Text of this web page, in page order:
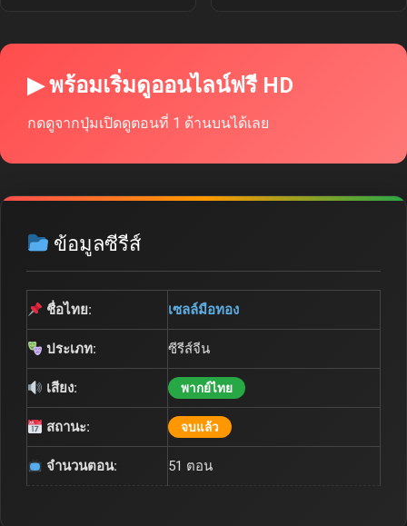
▶ พร้อมเริ่มดูออนไลน์ฟรี HD
กดดูจากปุ่มเปิดดูตอนที่ 1 ด้านบนได้เลย
ข้อมูลซีรีส์
ชื่อไทย: เซลล์มือทอง
ประเภท: ซีรีส์จีน
เสียง: พากย์ไทย
สถานะ: จบแล้ว
จำนวนตอน: 51 ตอน